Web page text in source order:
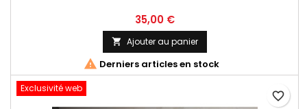
35,00 €
 Ajouter au panier
 Derniers articles en stock
Exclusivité web
favorite_border